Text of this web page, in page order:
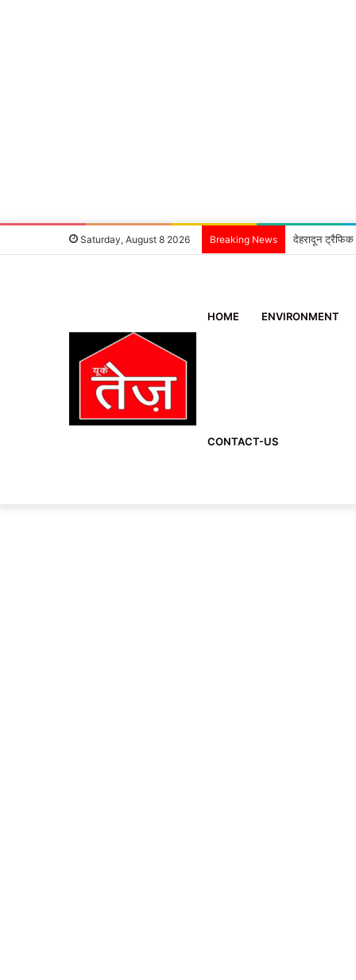
Saturday, August 8 2026 Breaking News 6 घंटे में
HOME ENVIRONMENT
CONTACT-US